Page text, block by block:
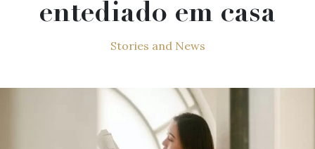
entediado em casa
Stories and News